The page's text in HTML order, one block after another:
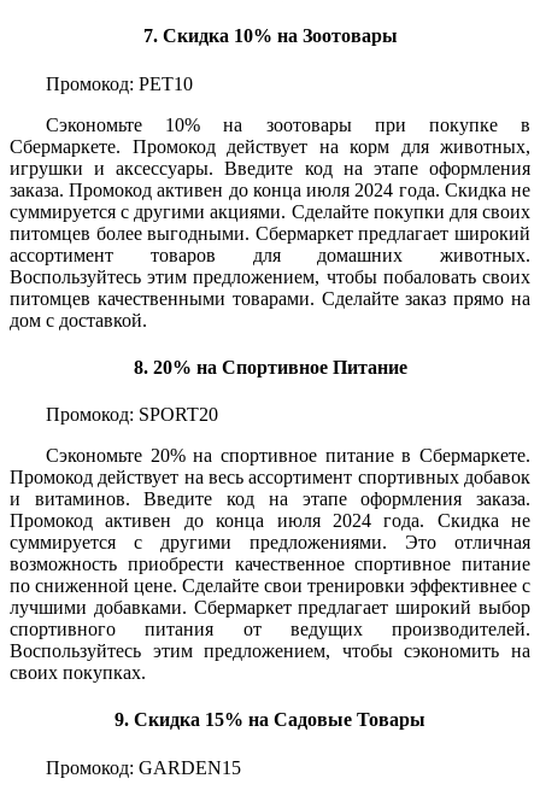
7. Скидка 10% на Зоотовары
Промокод: PET10
Сэкономьте 10% на зоотовары при покупке в
Сбермаркете. Промокод действует на корм для животных,
игрушки и аксессуары. Введите код на этапе оформления
заказа. Промокод активен до конца июля 2024 года. Скидка не
суммируется с другими акциями. Сделайте покупки для своих
питомцев более выгодными. Сбермаркет предлагает широкий
ассортимент товаров для домашних животных.
Воспользуйтесь этим предложением, чтобы побаловать своих
питомцев качественными товарами. Сделайте заказ прямо на
дом с доставкой.
8. 20% на Спортивное Питание
Промокод: SPORT20
Сэкономьте 20% на спортивное питание в Сбермаркете.
Промокод действует на весь ассортимент спортивных добавок
и витаминов. Введите код на этапе оформления заказа.
Промокод активен до конца июля 2024 года. Скидка не
суммируется с другими предложениями. Это отличная
возможность приобрести качественное спортивное питание
по сниженной цене. Сделайте свои тренировки эффективнее с
лучшими добавками. Сбермаркет предлагает широкий выбор
спортивного питания от ведущих производителей.
Воспользуйтесь этим предложением, чтобы сэкономить на
своих покупках.
9. Скидка 15% на Садовые Товары
Промокод: GARDEN15